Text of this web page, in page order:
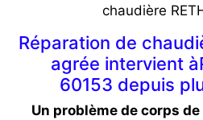
chaudière
Réparation de
agrée intervient
60153 depuis
Un problème de corps